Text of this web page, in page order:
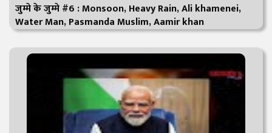
जुम्मे के जुम्मे #6 : Monsoon, Heavy Rain, Ali khamenei,
Water Man, Pasmanda Muslim, Aamir khan